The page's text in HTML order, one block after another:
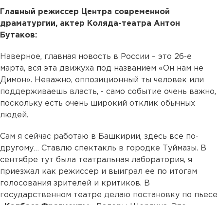
Главный режиссер Центра современной
драматургии, актер Коляда-театра Антон
Бутаков:
Наверное, главная новость в России – это 26-е
марта, вся эта движуха под названием «Он нам не
Димон». Неважно, оппозиционный ты человек или
поддерживаешь власть, - само событие очень важно,
поскольку есть очень широкий отклик обычных
людей.
Сам я сейчас работаю в Башкирии, здесь все по-
другому… Ставлю спектакль в городке Туймазы. В
сентябре тут была театральная лаборатория, я
приезжал как режиссер и выиграл ее по итогам
голосования зрителей и критиков. В
государственном театре делаю постановку по пьесе